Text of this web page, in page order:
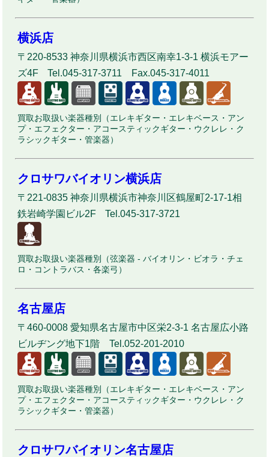
横浜店
〒220-8533 神奈川県横浜市西区南幸1-3-1 横浜モアー
ズ4F Tel.045-317-3711 Fax.045-317-4011
買取お取扱い楽器種別（エレキギター・エレキベース・アン
プ・エフェクター・アコースティックギター・ウクレレ・ク
ラシックギター・管楽器）
クロサワバイオリン横浜店
〒221-0835 神奈川県横浜市神奈川区鶴屋町2-17-1相
鉄岩崎学園ビル2F Tel.045-317-3721
買取お取扱い楽器種別（弦楽器 - バイオリン・ビオラ・チェ
ロ・コントラバス・各楽弓）
名古屋店
〒460-0008 愛知県名古屋市中区栄2-3-1 名古屋広小路
ビルヂング地下1階 Tel.052-201-2010
買取お取扱い楽器種別（エレキギター・エレキベース・アン
プ・エフェクター・アコースティックギター・ウクレレ・ク
ラシックギター・管楽器）
クロサワバイオリン名古屋店